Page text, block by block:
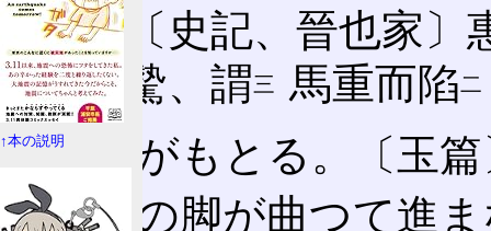
聲。〔史記、晉也家〕
曰、驇、謂㆔馬重而陷
㊁ 馬がもとる。〔玉
㊂ 馬の脚が曲つて進󠄁
↑本の説明